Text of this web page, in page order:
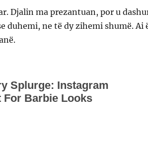
Djalin ma prezantuan, por u
duhemi, ne të dy zihemi shumë. Ai